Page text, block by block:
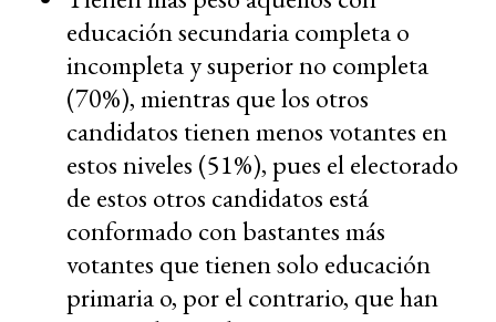
educación secundaria completa o
incompleta y superior no completa
(70%), mientras que los otros
candidatos tienen menos votantes en
estos niveles (51%), pues el electorado
de estos otros candidatos está
conformado con bastantes más
votantes que tienen solo educación
primaria o, por el contrario, que han